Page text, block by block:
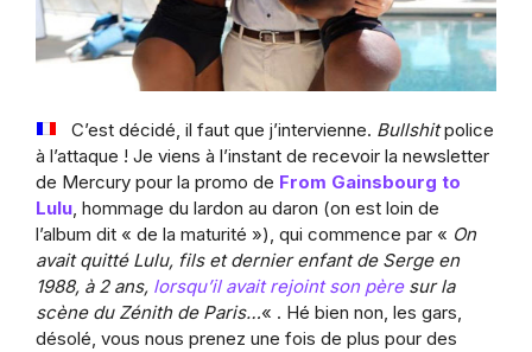
C’est décidé, il faut que j’intervienne. Bullshitpolice
à l’attaque ! Je viens à l’instant de recevoir la newsletter
de Mercury pour la promo de From Gainsbourg to
Lulu, hommage du lardon au daron (on est loin de
l’album dit « de la maturité »), qui commence par « On
avait quitté Lulu, fils et dernier enfant de Serge en
1988, à 2 ans, lorsqu’il avait rejoint son pèresur la
scène du Zénith de Paris…« . Hé bien non, les gars,
désolé, vous nous prenez une fois de plus pour des